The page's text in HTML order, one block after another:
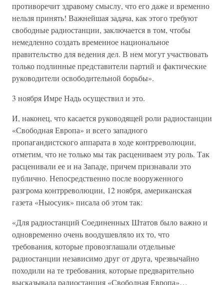
противоречит здравому смыслу, что его даже и временно
нельзя принять! Важнейшая задача, как этого требуют
свободные радиостанции, заключается в том, чтобы
немедленно создать временное национальное
правительство для ведения дел. В нем могут участвовать
только подлинные представители партий и фактические
руководители освободительной борьбы».
3 ноября Имре Надь осуществил и это.
И, наконец, что касается руководящей роли радиостанции
«Свободная Европа» и всего западного
пропагандистского аппарата в ходе контрреволюции,
отметим, что не только мы так расцениваем эту роль. Так
расценивали ее и на Западе, причем признавали это
публично. Непосредственно после вооруженного
разгрома контрреволюции, 12 ноября, американская
газета «Ныосуик» писала об этом так:
«Для радиостанций Соединенных Штатов было важно и
одновременно очень воодушевляло их то, что
требования, которые провозглашали отдельные
радиостанции независимо друг от друга, чрезвычайно
походили на те требования, которые предварительно
высказывала радиостанция «Свободная Европа»…